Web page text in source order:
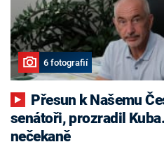
6 fotografií
senátoři, prozradil
nečekaně